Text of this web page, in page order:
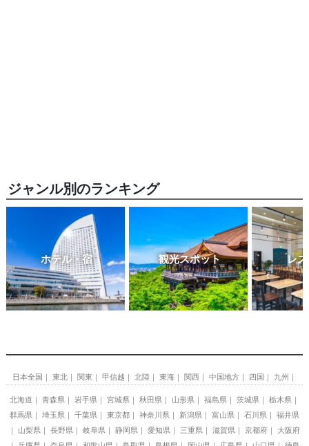
ジャンル別のランキング
ホテル・宿 観光スポット レ
日本全国 東北 関東 甲信越 北陸 東海 関西 中国地方 四国 九州
北海道 青森県 岩手県 宮城県 秋田県 山形県 福島県 茨城県
栃木県
群馬県
埼玉県 千葉県 東京都 神奈川県 新潟県 富山県 石川県
福井県
山梨県
長野県 岐阜県 静岡県 愛知県 三重県 滋賀県 京都府
大阪府